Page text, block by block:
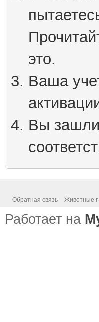
это.
Ваша
Вы
Обратная связь Животные г
Работает на